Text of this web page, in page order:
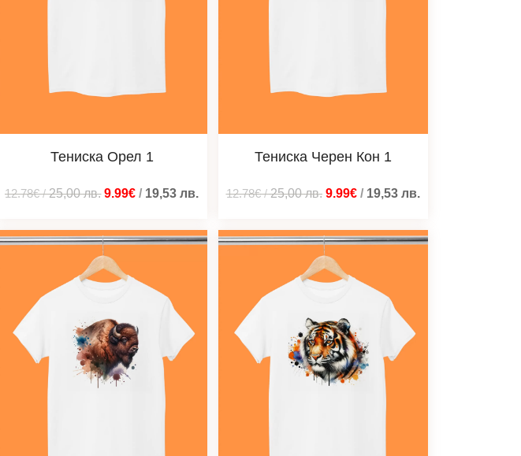
Тениска Орел 1
12.78€/25,00лв. 9.99€ / 19,53лв.
Тениска Черен Кон 1
12.78€/25,00лв. 9.99€/ 19,53 лв.